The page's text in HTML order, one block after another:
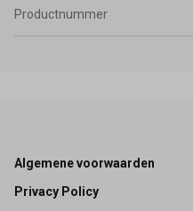
Productnummer
Footer
Algemene voorwaarden
Privacy Policy